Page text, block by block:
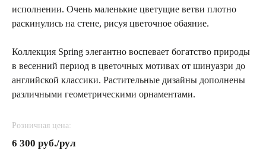
исполнении. Очень маленькие цветущие ветви плотно
раскинулись на стене, рисуя цветочное обаяние.
Коллекция Spring элегантно воспевает богатство природы
в весенний период в цветочных мотивах от шинуазри до
английской классики. Растительные дизайны дополнены
различными геометрическими орнаментами.
Розничная цена:
6 300 руб./рул